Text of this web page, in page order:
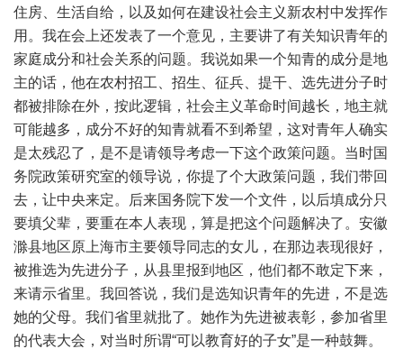
住房、生活自给，以及如何在建设社会主义新农村中发挥作
用。我在会上还发表了一个意见，主要讲了有关知识青年的
家庭成分和社会关系的问题。我说如果一个知青的成分是地
主的话，他在农村招工、招生、征兵、提干、选先进分子时
都被排除在外，按此逻辑，社会主义革命时间越长，地主就
可能越多，成分不好的知青就看不到希望，这对青年人确实
是太残忍了，是不是请领导考虑一下这个政策问题。当时国
务院政策研究室的领导说，你提了个大政策问题，我们带回
去，让中央来定。后来国务院下发一个文件，以后填成分只
要填父辈，要重在本人表现，算是把这个问题解决了。安徽
滁县地区原上海市主要领导同志的女儿，在那边表现很好，
被推选为先进分子，从县里报到地区，他们都不敢定下来，
来请示省里。我回答说，我们是选知识青年的先进，不是选
她的父母。我们省里就批了。她作为先进被表彰，参加省里
的代表大会，对当时所谓“可以教育好的子女”是一种鼓舞。